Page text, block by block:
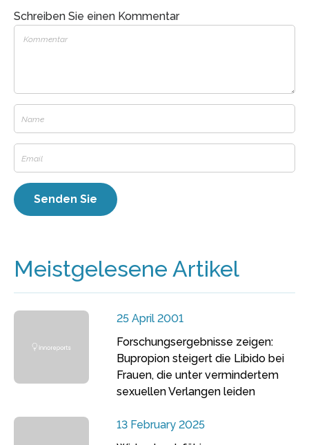
Schreiben Sie einen Kommentar
Meistgelesene Artikel
25 April 2001
Forschungsergebnisse zeigen:
Bupropion steigert die Libido bei
Frauen, die unter vermindertem
sexuellen Verlangen leiden
13 February 2025